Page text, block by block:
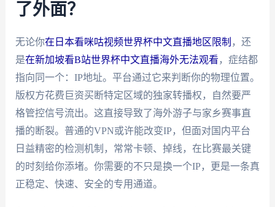
了外面？
无论你在日本看咪咕视频世界杯中文直播地区限制 ，还
是在新加坡看B站世界杯中文直播海外无法观看 ，症结都
指向同一个：IP地址。平台通过它来判断你的物理位置。
版权方花费巨资买断特定区域的独家转播权，自然要严
格管控信号流出。这直接导致了海外游子与家乡赛事直
播的断裂。普通的VPN或许能改变IP，但面对国内平台
日益精密的检测机制，常常卡顿、掉线，在比赛最关键
的时刻给你添堵。你需要的不只是换一个IP，更是一条真
正稳定、快速、安全的专用通道。